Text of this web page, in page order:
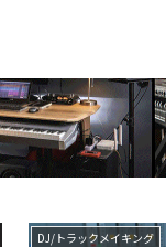
DJ/トラックメイキング